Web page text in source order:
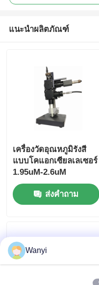
เครื่องวัดประจุลบในอา
เครื่องนับอนุภาคฝุ่น
เซ็นเซอร์สสารอนุภาค
อุปกรณ์ติดตามคุณภาพ
ระบบติดตามคุณภาพอ
เครื่องตรวจจับโอโซน
แนะนำผลิตภัณฑ์
เครื่องวัดอุณหภูมิรังสี
แบบโคแอกเซียลเลเซอร์
1.95uM-2.6uM
เทอร์โมมิเตอร์ไฟเบอร์
InGaAs ส่งคำถาม
Wanyi